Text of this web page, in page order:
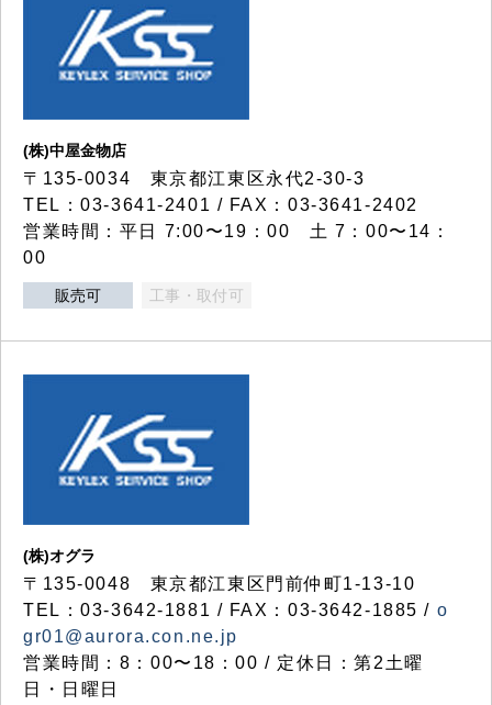
(株)中屋金物店
〒135-0034 東京都江東区永代2-30-3
TEL：03-3641-2401 / FAX：03-3641-2402
営業時間：平日 7:00〜19：00 土 7：00〜14：
00
販売可 工事・取付可
(株)オグラ
〒135-0048 東京都江東区門前仲町1-13-10
TEL：03-3642-1881 / FAX：03-3642-1885 / o
gr01@aurora.con.ne.jp
営業時間：8：00〜18：00 / 定休日：第2土曜
日・日曜日